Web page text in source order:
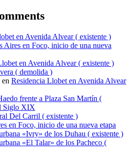
en Avenida Alvear ( existente )
Aires en Foco, inicio de una nueva
en Avenida Alvear ( existente )
( demolida )
en Residencia Llobet en Avenida Alvear
frente a Plaza San Martín (
Siglo XIX
Del Carril ( existente )
en Foco, inicio de una nueva etapa
«Ivry» de los Duhau ( existente )
«El Talar» de los Pacheco (